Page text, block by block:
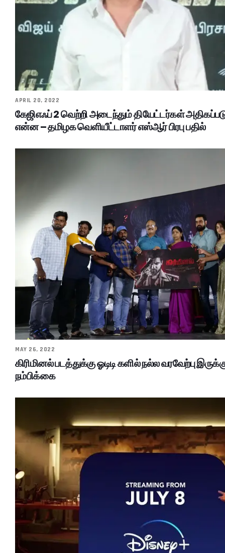
APRIL 20, 2022
கேஜிஎஃப் 2 வெற்றி அடைந்தும் தியேட்டர்கள்
என்ன – தமிழக வெளியீட்டாளர் எஸ்ஆர் பிரபு பதில்
MAY 26, 2022
கிரிமினல் படத்துக்கு ஓடிடி களில் நல்ல வரவேற்பு
நம்பிக்கை